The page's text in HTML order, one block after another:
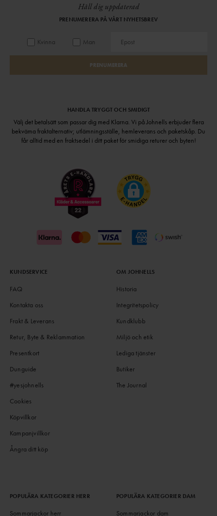
Håll dig uppdaterad
PRENUMERERA PÅ VÅRT NYHETSBREV
Kvinna Man
PRENUMERERA
HANDLA TRYGGT OCH SMIDIGT
Välj det betalsätt som passar dig med Klarna. Vi på Johnells erbjuder flera
bekväma fraktalternativ; utlämningsställe, hemleverans och paketskåp. Du
får alltid med en fraktsedel i ditt paket för smidiga returer och byten!
KUNDSERVICE
FAQ
Kontakta oss
Frakt & Leverans
Retur, Byte & Reklammation
Presentkort
Dunguide
#yesjohnells
Cookies
Köpvillkor
Kampanjvillkor
Ångra ditt köp
OM JOHNELLS
Historia
Integritetspolicy
Kundklubb
Miljö och etik
Lediga tjänster
Butiker
The Journal
POPULÄRA KATEGORIER HERR
Sommarjackor herr
POPULÄRA KATEGORIER DAM
Sommarjackor dam